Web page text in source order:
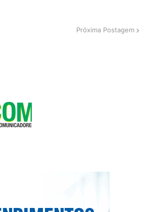
Próxima Postagem